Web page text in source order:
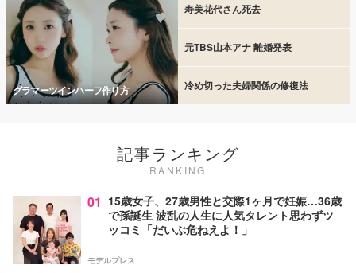
グラマーツインハーフ作り方
寿美花代さん死去
元TBS山本アナ 離婚発表
冷め切った夫婦関係の修復法
記事ランキング
RANKING
01 15歳女子、27歳男性と交際1ヶ月で妊娠…36歳
で孫誕生 波乱の人生に人気タレント思わずツ
ッコミ「だいぶ危ねえよ！」
モデルプレス